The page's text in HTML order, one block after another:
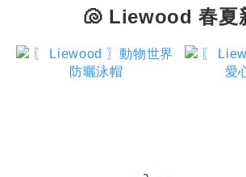
🐚 Liewood 春夏